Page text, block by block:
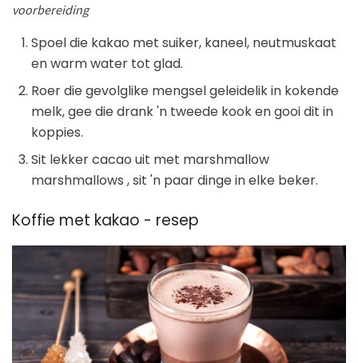
voorbereiding
Spoel die kakao met suiker, kaneel, neutmuskaat
en warm water tot glad.
Roer die gevolglike mengsel geleidelik in kokende
melk, gee die drank 'n tweede kook en gooi dit in
koppies.
Sit lekker cacao uit met marshmallow
marshmallows , sit 'n paar dinge in elke beker.
Koffie met kakao - resep